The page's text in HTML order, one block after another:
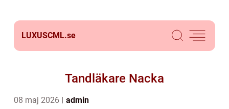
LUXUSCML.se
Tandläkare Nacka
08 maj 2026 admin